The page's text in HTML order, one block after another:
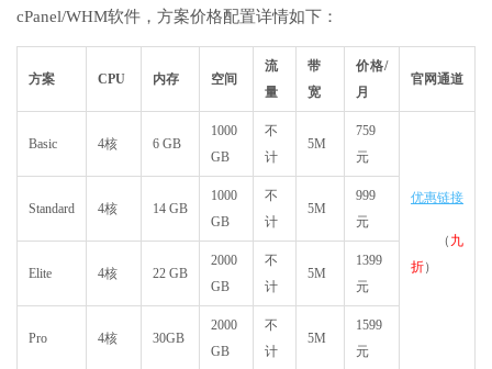
cPanel/WHM软件，方案价格配置详情如下：
方案 CPU 内存 空间
流
量
带
宽
价格/
月
官网通道
Basic 4核 6 GB
1000
GB
不
计
5M
759
元
优惠链接
（ 九
折）
Standard 4核 14 GB
1000
GB
不
计
5M
999
元
Elite 4核 22 GB
2000
GB
不
计
5M
1399
元
Pro 4核 30GB
2000
GB
不
计
5M
1599
元